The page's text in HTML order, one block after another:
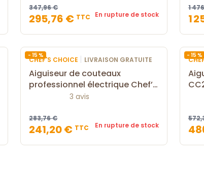
347,96 €
295,76 € TTC En rupture de stock
1
1
- 15 %
CHEF'S CHOICE | LIVRAISON GRATUITE
Aiguiseur de couteaux
professionnel électrique Chef’s
Choice CC1520
3 avis
283,76 €
241,20 € TTC En rupture de stock
- 15 %